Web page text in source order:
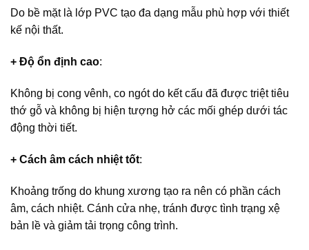
Do bề mặt là lớp PVC tạo đa dạng mẫu phù hợp với thiết
kế nội thất.
+ Độ ổn định cao:
Không bị cong vênh, co ngót do kết cấu đã được triệt tiêu
thớ gỗ và không bị hiện tượng hở các mối ghép dưới tác
động thời tiết.
+ Cách âm cách nhiệt tốt:
Khoảng trống do khung xương tạo ra nên có phần cách
âm, cách nhiệt. Cánh cửa nhẹ, tránh được tình trạng xệ
bản lề và giảm tải trọng công trình.